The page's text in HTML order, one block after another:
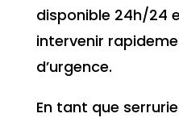
disponible 24h/24
intervenir
d’urgence.
En tant que